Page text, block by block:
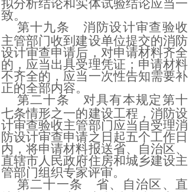
拟分析结论和实体试验结论应当一
致。
第十九条 消防设计审查验收
主管部门收到建设单位提交的消防
设计审查申请后，对申请材料齐全
的，应当出具受理凭证；申请材料
不齐全的，应当一次性告知需要补
正的全部内容。
第二十条 对具有本规定第十
七条情形之一的建设工程，消防设
计审查验收主管部门应当自受理消
防设计审查申请之日起五个工作日
内，将申请材料报送省、自治区、
直辖市人民政府住房和城乡建设主
管部门组织专家评审。
第二十一条
省、自治区、直